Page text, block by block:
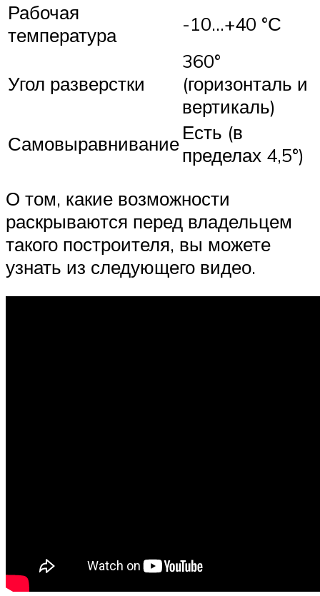
Рабочая
температура
-10…+40 °С
Угол разверстки
360°
(горизонталь и
вертикаль)
СамовыравниваниеЕсть (в
пределах 4,5°)
О том, какие возможности
раскрываются перед владельцем
такого построителя, вы можете
узнать из следующего видео.